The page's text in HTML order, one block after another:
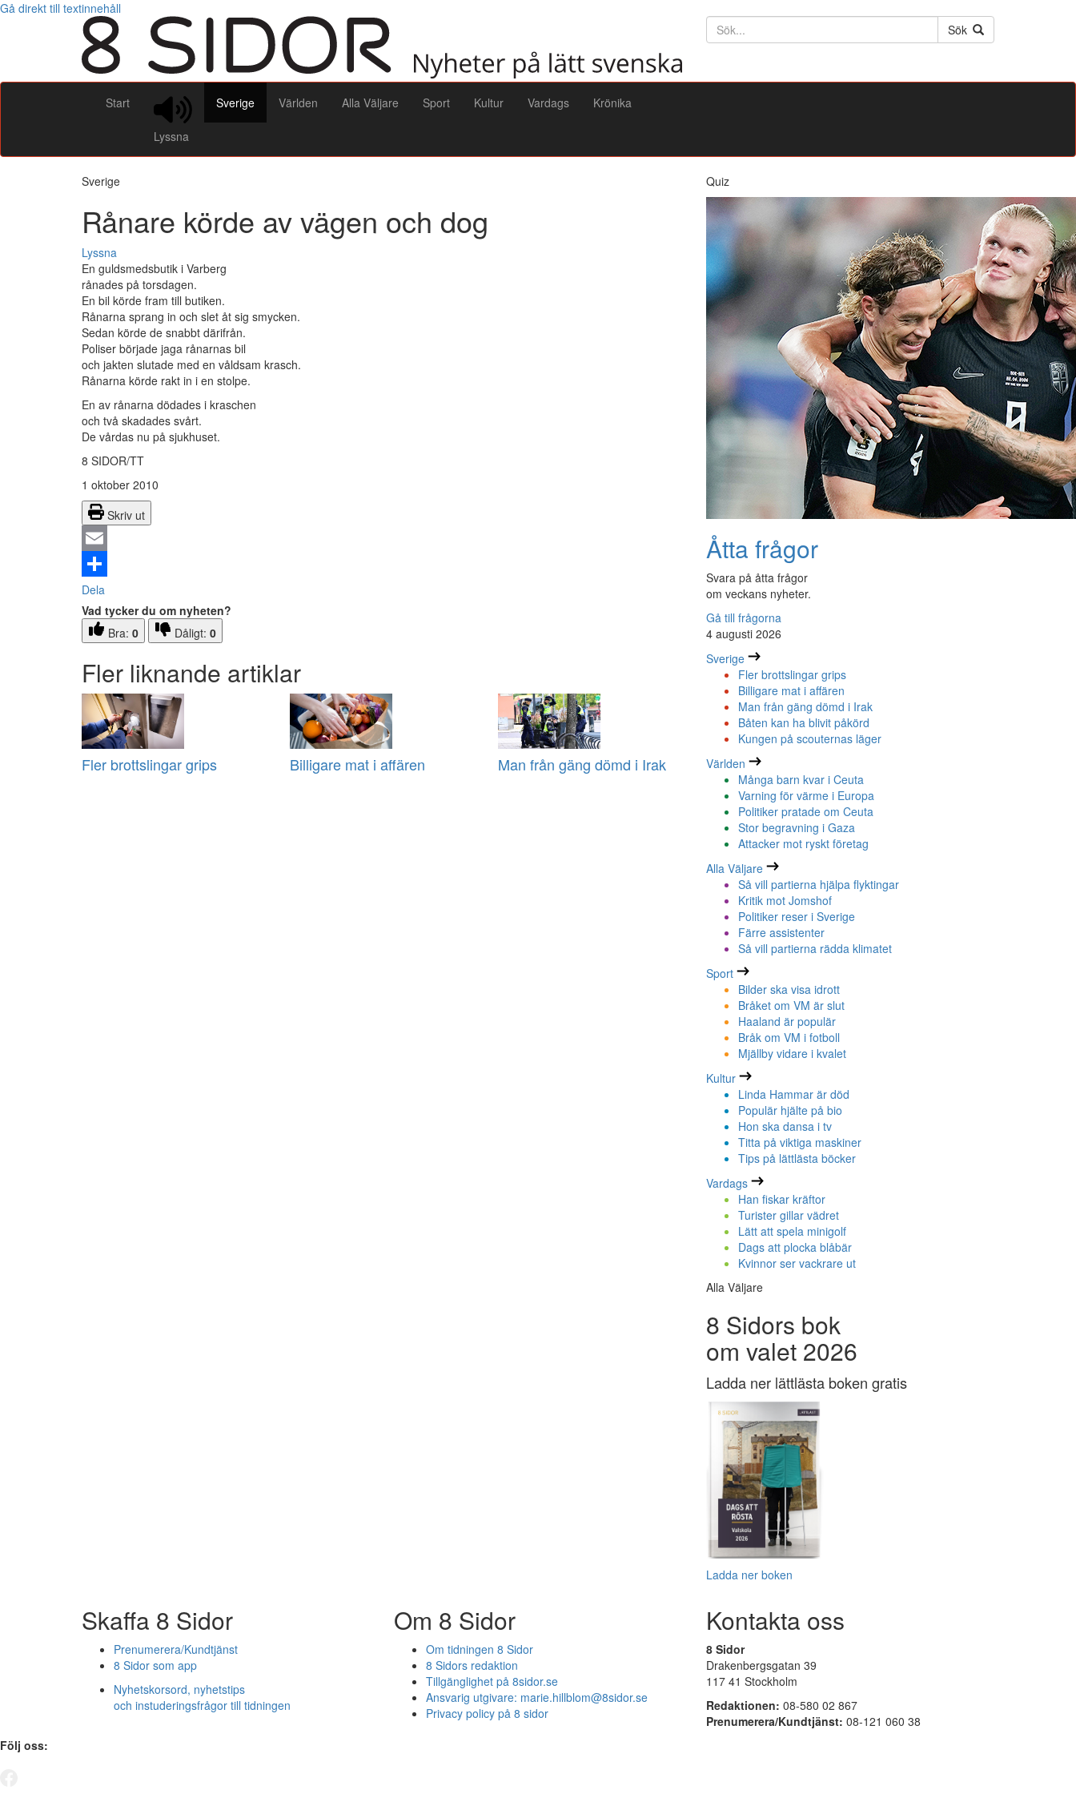
Gå direkt till textinnehåll
Söktext
Sök
Start
Lyssna
Sverige Världen Alla Väljare Sport Kultur Vardags Krönika
Sverige
Rånare körde av vägen och dog
Lyssna
En guldsmedsbutik i Varberg
rånades på torsdagen.
En bil körde fram till butiken.
Rånarna sprang in och slet åt sig smycken.
Sedan körde de snabbt därifrån.
Poliser började jaga rånarnas bil
och jakten slutade med en våldsam krasch.
Rånarna körde rakt in i en stolpe.
En av rånarna dödades i kraschen
och två skadades svårt.
De vårdas nu på sjukhuset.
8 SIDOR/TT
1 oktober 2010
Skriv ut
Email
Dela
Vad tycker du om nyheten?
Bra: 0 Dåligt: 0
Fler liknande artiklar
Fler brottslingar grips Billigare mat i affären Man från gäng dömd i Irak
Quiz
Åtta frågor
Svara på åtta frågor
om veckans nyheter.
Gå till frågorna
4 augusti 2026
Sverige
Fler brottslingar grips
Billigare mat i affären
Man från gäng dömd i Irak
Båten kan ha blivit påkörd
Kungen på scouternas läger
Världen
Många barn kvar i Ceuta
Varning för värme i Europa
Politiker pratade om Ceuta
Stor begravning i Gaza
Attacker mot ryskt företag
Alla Väljare
Så vill partierna hjälpa flyktingar
Kritik mot Jomshof
Politiker reser i Sverige
Färre assistenter
Så vill partierna rädda klimatet
Sport
Bilder ska visa idrott
Bråket om VM är slut
Haaland är populär
Bråk om VM i fotboll
Mjällby vidare i kvalet
Kultur
Linda Hammar är död
Populär hjälte på bio
Hon ska dansa i tv
Titta på viktiga maskiner
Tips på lättlästa böcker
Vardags
Han fiskar kräftor
Turister gillar vädret
Lätt att spela minigolf
Dags att plocka blåbär
Kvinnor ser vackrare ut
Alla Väljare
8 Sidors bok
om valet 2026
Ladda ner lättlästa boken gratis
Ladda ner boken
Skaffa 8 Sidor
Prenumerera/Kundtjänst
8 Sidor som app
Nyhetskorsord, nyhetstips
och instuderingsfrågor till tidningen
Om 8 Sidor
Om tidningen 8 Sidor
8 Sidors redaktion
Tillgänglighet på 8sidor.se
Ansvarig utgivare: marie.hillblom@8sidor.se
Privacy policy på 8 sidor
Kontakta oss
8 Sidor
Drakenbergsgatan 39
117 41 Stockholm
Redaktionen: 08-580 02 867
Prenumerera/Kundtjänst: 08-121 060 38
Följ oss: